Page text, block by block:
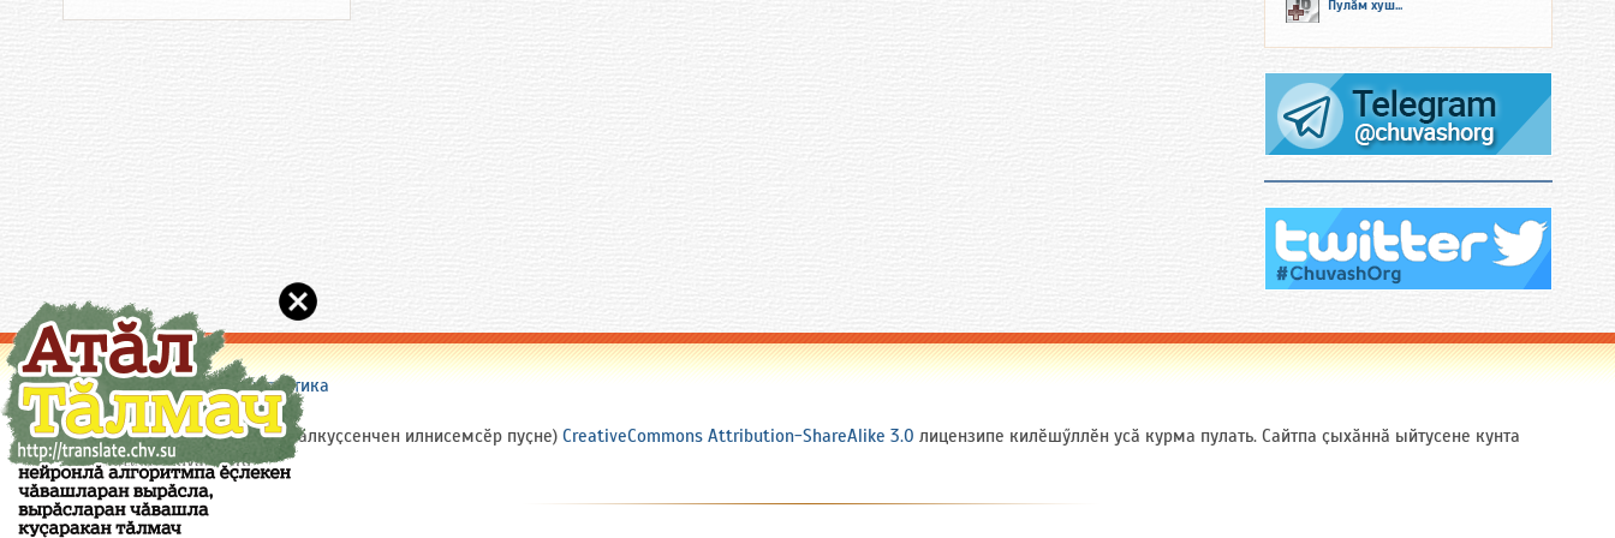
Пулӑм хуш...
Сайт пирки|Пулӑшу|Статистика
(c) 2005-2026 Chuvash.Org
Сайтри материалсене (ытти ҫӑлкуҫсенчен илнисемсӗр пуҫне) CreativeCommons Attribution-ShareAlike 3.0 лицензипе килӗшӳллӗн усӑ курма пулать. Сайтпа ҫыхӑннӑ ыйтусене кунта
ярӑр: site(a)chuvash.org